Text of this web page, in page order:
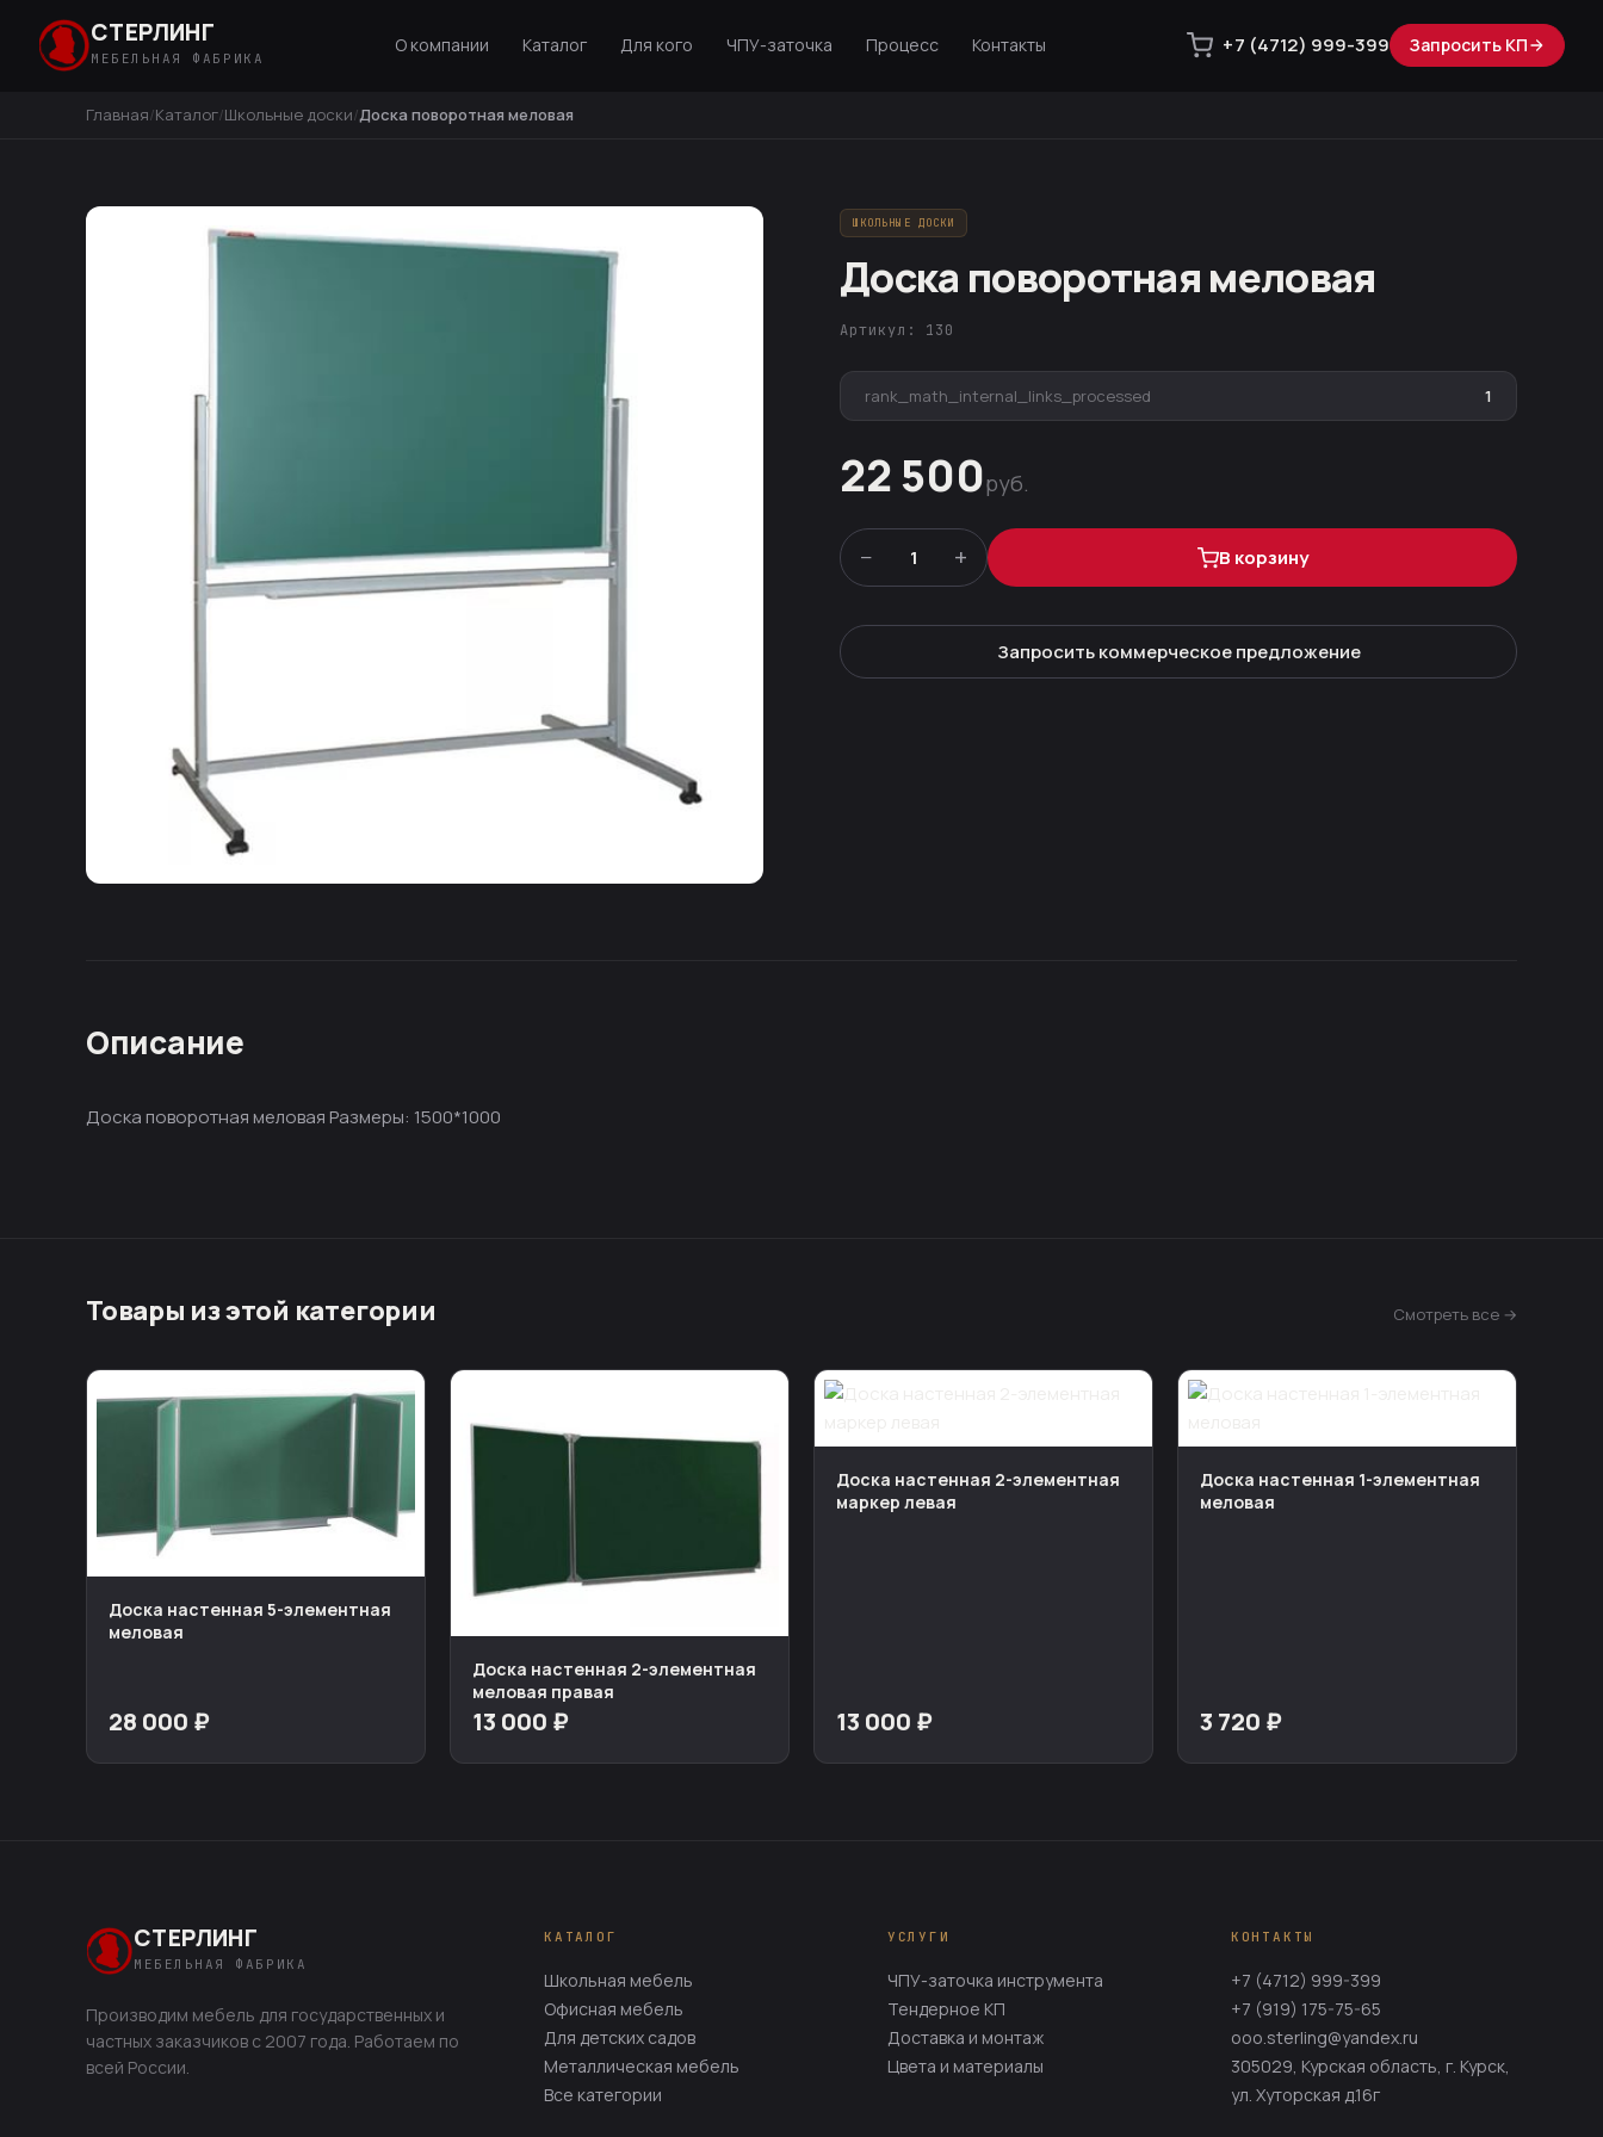
СТЕРЛИНГ
МЕБЕЛЬНАЯ ФАБРИКА
О компании Каталог Для кого ЧПУ-заточка Процесс Контакты +7 (4712) 999-399 Запросить КП
Главная Каталог Школьные доски Доска поворотная меловая
ШКОЛЬНЫЕ ДОСКИ
Доска поворотная меловая
Артикул: 130
rank_math_internal_links_processed 1
22 500руб.
− 1 + В корзину
Запросить коммерческое предложение
Описание
Доска поворотная меловая Размеры: 1500*1000
Товары из этой категории Смотреть все →
Доска настенная 5-элементная
меловая
28 000 ₽
Доска настенная 2-элементная
меловая правая
13 000 ₽
Доска настенная 2-элементная
маркер левая
13 000 ₽
Доска настенная 1-элементная
меловая
3 720 ₽
СТЕРЛИНГ
МЕБЕЛЬНАЯ ФАБРИКА
Производим мебель для государственных и
частных заказчиков с 2007 года. Работаем по
всей России.
КАТАЛОГ
Школьная мебель
Офисная мебель
Для детских садов
Металлическая мебель
Все категории
УСЛУГИ
ЧПУ-заточка инструмента
Тендерное КП
Доставка и монтаж
Цвета и материалы
КОНТАКТЫ
+7 (4712) 999-399
+7 (919) 175-75-65
ooo.sterling@yandex.ru
305029, Курская область, г. Курск,
ул. Хуторская д.16г